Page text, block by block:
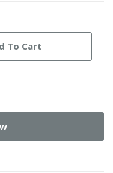
To Cart